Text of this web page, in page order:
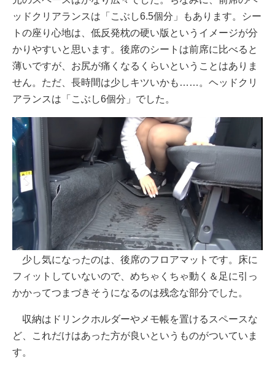
ッドクリアランスは「こぶし6.5個分」もあります。シー
トの座り心地は、低反発枕の硬い版というイメージが分
かりやすいと思います。後席のシートは前席に比べると
薄いですが、お尻が痛くなるくらいということはありま
せん。ただ、長時間は少しキツいかも……。ヘッドクリ
アランスは「こぶし6個分」でした。
少し気になったのは、後席のフロアマットです。床に
フィットしていないので、めちゃくちゃ動く＆足に引っ
かかってつまづきそうになるのは残念な部分でした。
収納はドリンクホルダーやメモ帳を置けるスペースな
ど、これだけはあった方が良いというものがついていま
す。